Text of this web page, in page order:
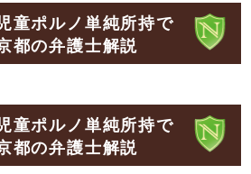
ポルノ単純所持で
都の弁護士解説
ポルノ単純所持で
都の弁護士解説